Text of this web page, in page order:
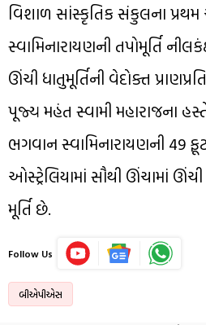
વિશાળ સાંસ્કૃતિક સંકુલના
સ્વામિનારાયણની તપોમૂર્તિ
ઊંચી ધાતુમૂર્તિની વેદોક્ત
પૂજ્ય મહંત સ્વામી મહારાજના
ભગવાન સ્વામિનારાયણની 49
ઓસ્ટ્રેલિયામાં સૌથી ઊંચામાં
મૂર્તિ છે.
Follow Us
બીએપીએસ